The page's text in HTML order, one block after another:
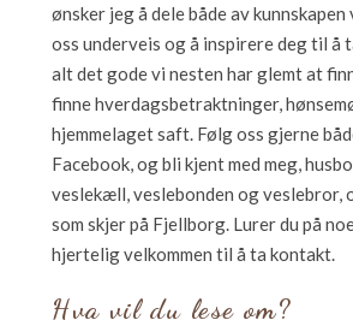
ønsker jeg å dele både av
oss underveis og å inspirere deg til å
alt det gode vi nesten har glemt at
finne hverdagsbetraktninger,
hjemmelaget saft. Følg oss gjerne
Facebook, og bli kjent med meg,
veslekæll, veslebonden og veslebror,
som skjer på Fjellborg. Lurer du på
hjertelig velkommen til å ta kontakt.
Hva vil du lese om?